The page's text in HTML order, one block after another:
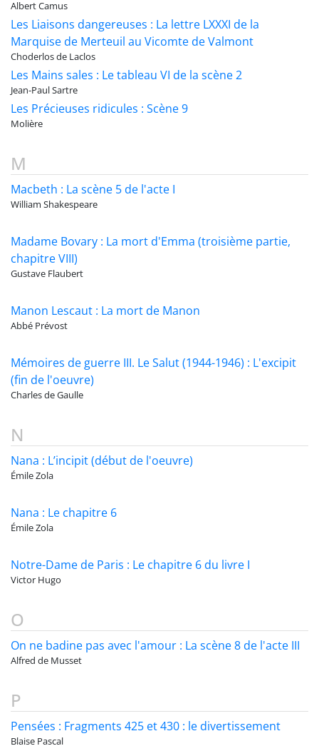
Albert Camus
Les Liaisons dangereuses : La lettre LXXXI de la
Marquise de Merteuil au Vicomte de Valmont
Choderlos de Laclos
Les Mains sales : Le tableau VI de la scène 2
Jean-Paul Sartre
Les Précieuses ridicules : Scène 9
Molière
M
Macbeth : La scène 5 de l'acte I
William Shakespeare
Madame Bovary : La mort d'Emma (troisième partie,
chapitre VIII)
Gustave Flaubert
Manon Lescaut : La mort de Manon
Abbé Prévost
Mémoires de guerre III. Le Salut (1944-1946) : L'excipit
(fin de l'oeuvre)
Charles de Gaulle
N
Nana : L’incipit (début de l'oeuvre)
Émile Zola
Nana : Le chapitre 6
Émile Zola
Notre-Dame de Paris : Le chapitre 6 du livre I
Victor Hugo
O
On ne badine pas avec l'amour : La scène 8 de l'acte III
Alfred de Musset
P
Pensées : Fragments 425 et 430 : le divertissement
Blaise Pascal